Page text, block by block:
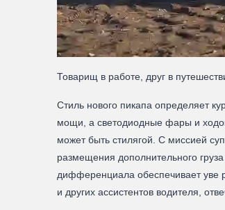
Товарищ в работе, друг в
Стиль нового пикапа определяет
мощи, а светодиодные фары и
может быть стилягой. С миссией
размещения дополнительного
дифференциала обеспечивает уве
и других ассистентов водителя,